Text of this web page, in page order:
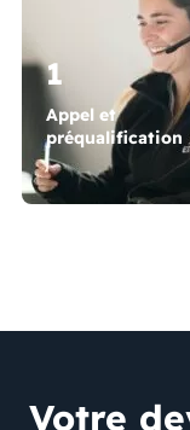
1
Appel et
préqualification
Votre